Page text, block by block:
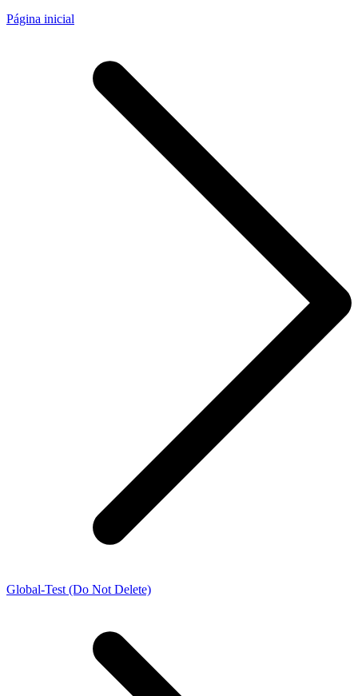
Página inicial
Global-Test (Do Not Delete)